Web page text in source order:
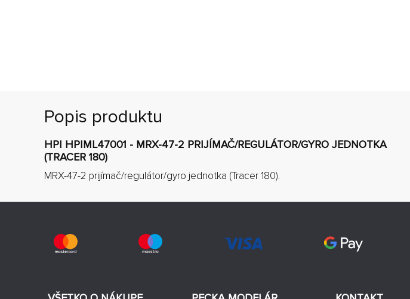
Popis produktu
HPI HPIML47001 - MRX-47-2 PRIJÍMAČ/REGULÁTOR/GYRO JEDNOTKA
(TRACER 180)
MRX-47-2 prijímač/regulátor/gyro jednotka (Tracer 180).